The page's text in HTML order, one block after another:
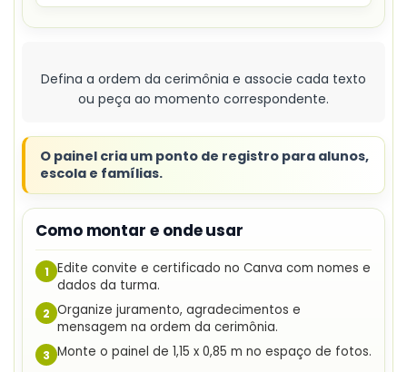
Defina a ordem da cerimônia e associe cada texto
ou peça ao momento correspondente.
O painel cria um ponto de registro para alunos,
escola e famílias.
Como montar e onde usar
1 Edite convite e certificado no Canva com nomes e
dados da turma.
2 Organize juramento, agradecimentos e
mensagem na ordem da cerimônia.
3 Monte o painel de 1,15 x 0,85 m no espaço de fotos.